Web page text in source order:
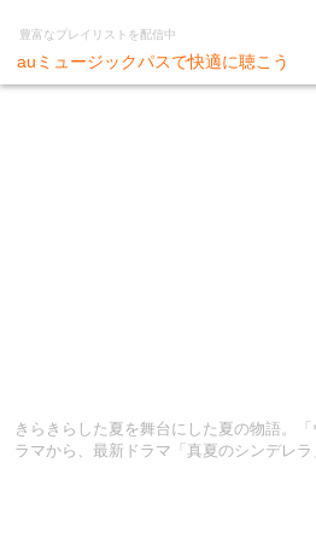
豊富なプレイリストを配信中
auミュージックパスで快適に聴こう
きらきらした夏を舞台にした夏の物語。
ラマから、最新ドラマ「真夏のシンデレ